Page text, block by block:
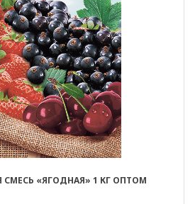
«ЯГОДНАЯ» 1 КГ ОПТОМ